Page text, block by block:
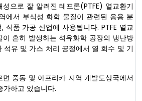
으로 잘 알려진 테프론(PTFE) 열교환기
에서 부식성 화학 물질이 관련된 응용 분
식품 가공 산업에 사용됩니다. PTFE 열교
흔히 발생하는 석유화학 공장의 냉난방
석유 및 가스 처리 공정에서 열 회수 및 기
중동 및 아프리카 지역 개발도상국에서
가하고 있습니다.